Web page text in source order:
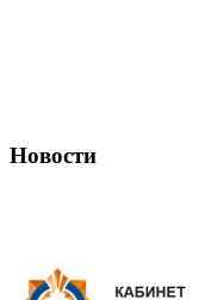
Новости